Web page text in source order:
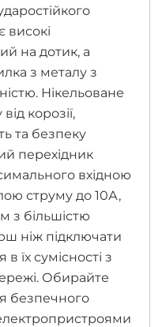
високі
на дотик, а
з металу з
Нікельоване
корозії,
та безпеку
перехідник
вхідною
струму до 10А,
з більшістю
ніж підключати
їх сумісності з
Обирайте
безпечного